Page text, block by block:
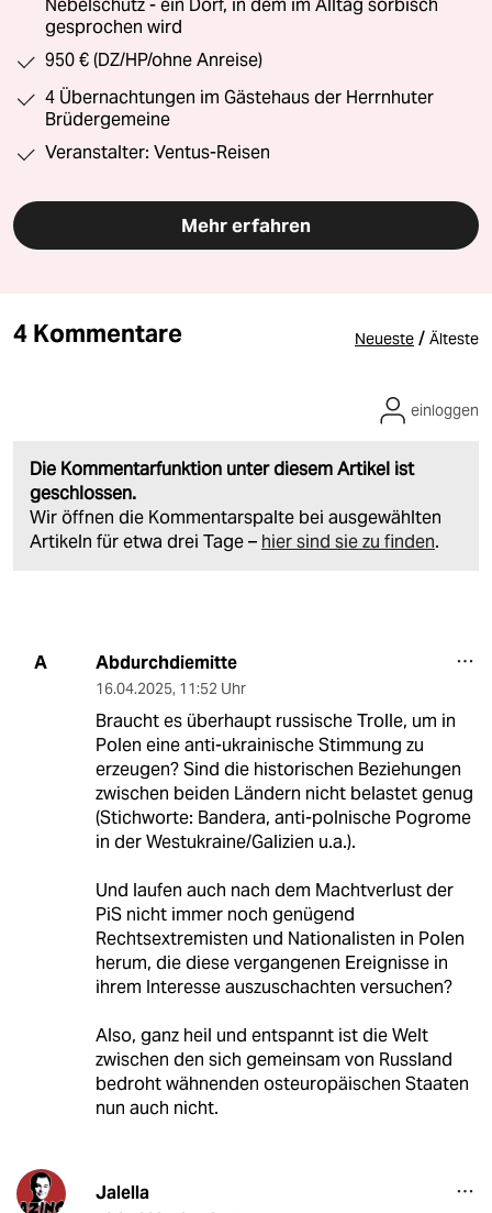
Nebelschütz - ein Dorf, in dem im Alltag sorbisch
gesprochen wird
950 € (DZ/HP/ohne Anreise)
4 Übernachtungen im Gästehaus der Herrnhuter
Brüdergemeine
Veranstalter: Ventus-Reisen
Mehr erfahren
4 Kommentare Neueste / Älteste
Die Kommentarfunktion unter diesem Artikel ist
geschlossen.
Wir öffnen die Kommentarspalte bei ausgewählten
Artikeln für etwa drei Tage – hier sind sie zu finden.
einloggen
A Abdurchdiemitte
16.04.2025, 11:52 Uhr
Braucht es überhaupt russische Trolle, um in
Polen eine anti-ukrainische Stimmung zu
erzeugen? Sind die historischen Beziehungen
zwischen beiden Ländern nicht belastet genug
(Stichworte: Bandera, anti-polnische Pogrome
in der Westukraine/Galizien u.a.).
Und laufen auch nach dem Machtverlust der
PiS nicht immer noch genügend
Rechtsextremisten und Nationalisten in Polen
herum, die diese vergangenen Ereignisse in
ihrem Interesse auszuschachten versuchen?
Also, ganz heil und entspannt ist die Welt
zwischen den sich gemeinsam von Russland
bedroht wähnenden osteuropäischen Staaten
nun auch nicht.
Jalella